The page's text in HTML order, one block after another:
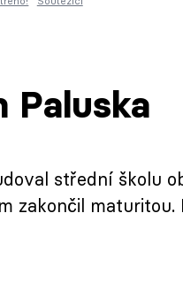
Paluska
střední školu
zakončil